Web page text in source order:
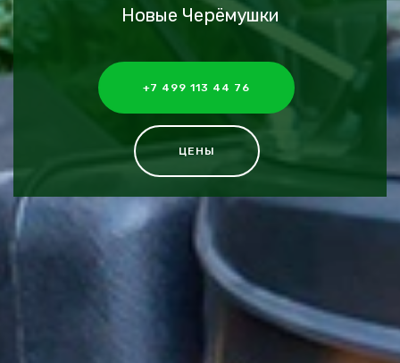
Новые Черёмушки
+7 499 113 44 76
ЦЕНЫ